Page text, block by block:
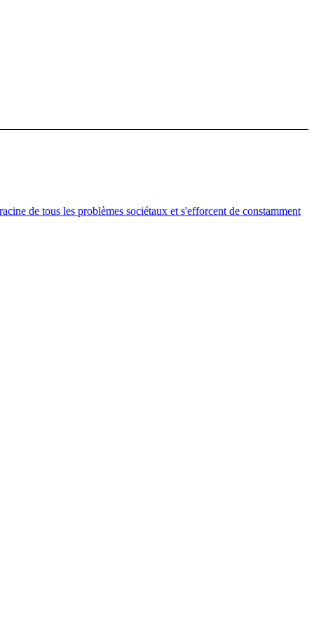
de tous les problèmes sociétaux et s'efforcent de constamment